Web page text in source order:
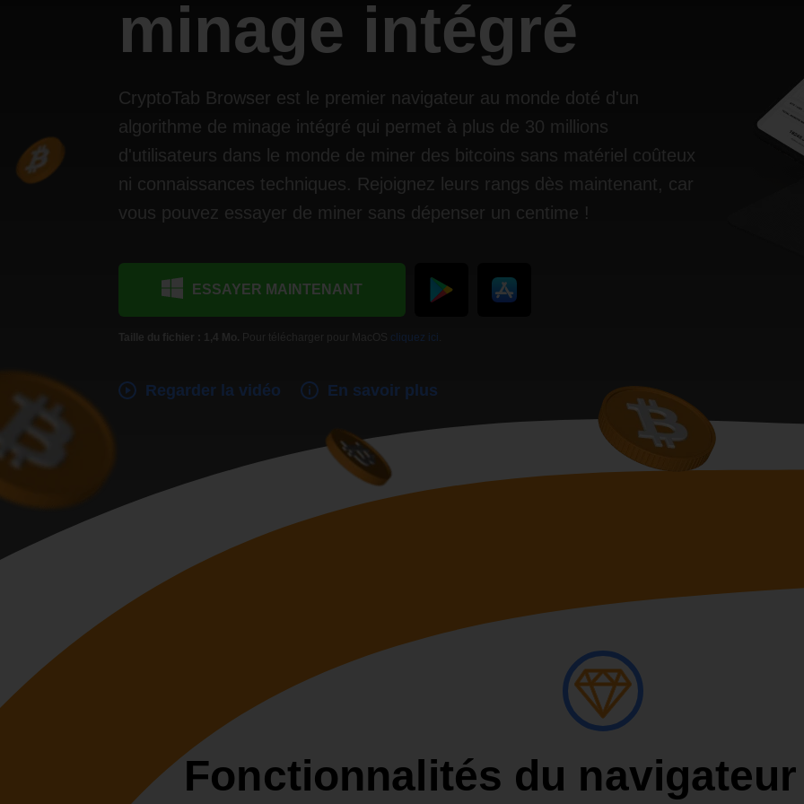
minage intégré
CryptoTab Browser est le premier navigateur au monde doté d'un
algorithme de minage intégré qui permet à plus de 30 millions
d'utilisateurs dans le monde de miner des bitcoins sans matériel coûteux
ni connaissances techniques. Rejoignez leurs rangs dès maintenant, car
vous pouvez essayer de miner sans dépenser un centime !
ESSAYER MAINTENANT
Taille du fichier : 1,4 Mo. Pour télécharger pour MacOS cliquez ici
Regarder la vidéo En savoir plus
Fonctionnalités du